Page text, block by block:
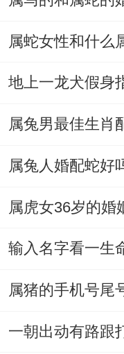
与属狗男搭配:
许多人认为- 属
同属猪男搭配:
情 -这种情况好
人。部分问题与
生肖属猴女同属
属兔人婚配蛇好
输入名字看一生
属猪的手机号尾